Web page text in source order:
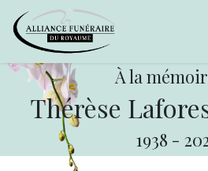
À la
Thérèse
1938 -